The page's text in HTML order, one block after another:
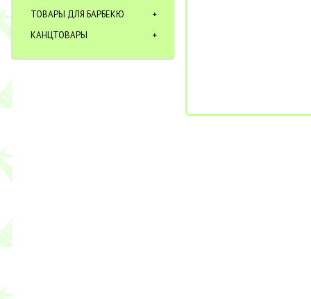
ТОВАРЫ ДЛЯ БАРБЕКЮ
КАНЦТОВАРЫ